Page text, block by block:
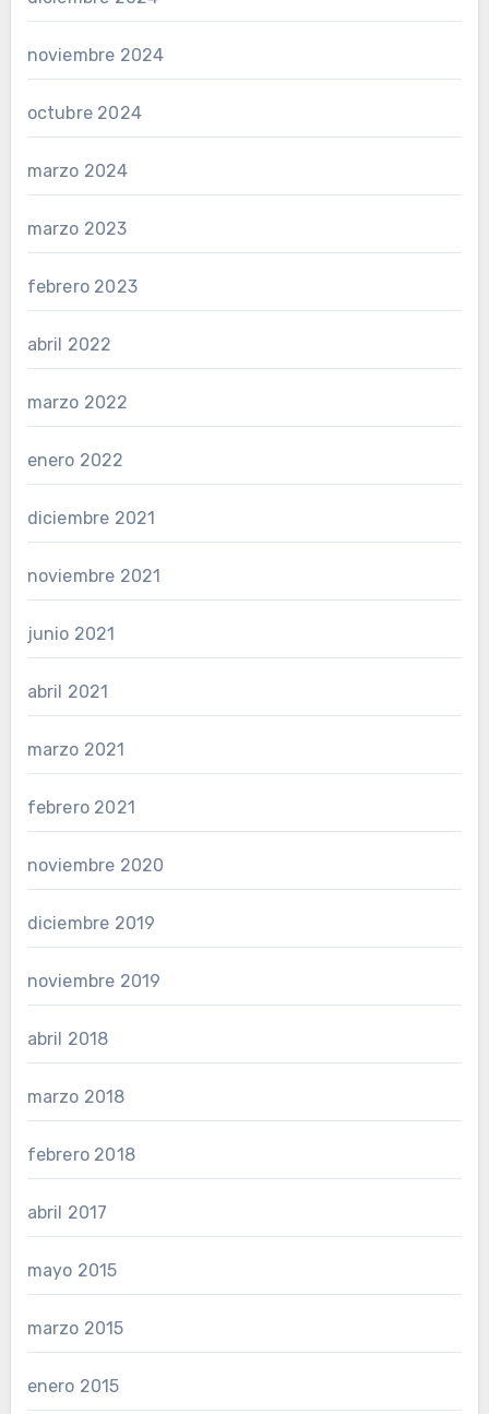
noviembre 2024
octubre 2024
marzo 2024
marzo 2023
febrero 2023
abril 2022
marzo 2022
enero 2022
diciembre 2021
noviembre 2021
junio 2021
abril 2021
marzo 2021
febrero 2021
noviembre 2020
diciembre 2019
noviembre 2019
abril 2018
marzo 2018
febrero 2018
abril 2017
mayo 2015
marzo 2015
enero 2015